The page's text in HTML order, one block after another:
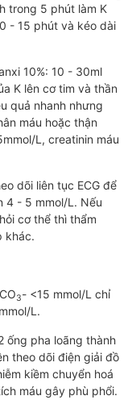
trong 5 phút làm K
- 15 phút và kéo dài
10%: 10 - 30ml
K lên cơ tim và thần
quả nhanh nhưng
máu hoặc thận
L, creatinin máu
dõi liên tục ECG để
4 - 5 mmol/L. Nếu
cơ thể thì thẩm
khác.
3- <15 mmol/L chỉ
L.
ống pha loãng thành
theo dõi điện giải đồ
kiềm chuyển hoá
máu gây phù phổi.